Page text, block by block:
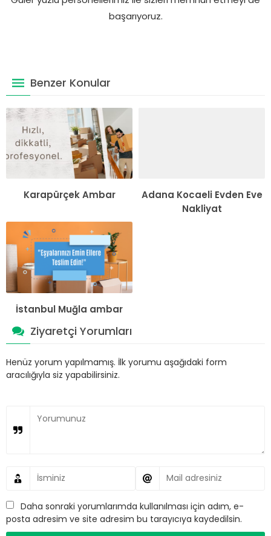
başarıyoruz.
Benzer Konular
Karapürçek Ambar
Adana Kocaeli Evden Eve
Nakliyat
İstanbul Muğla ambar
Ziyaretçi Yorumları
Henüz yorum yapılmamış. İlk yorumu aşağıdaki form
aracılığıyla siz yapabilirsiniz.
Daha sonraki yorumlarımda kullanılması için adım, e-
posta adresim ve site adresim bu tarayıcıya kaydedilsin.